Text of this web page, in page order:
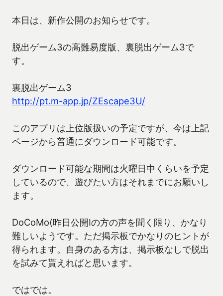
本日は、新作公開のお知らせです。
脱出ゲーム3の高難易度版、裏脱出ゲーム3で
す。
裏脱出ゲーム3
http://pt.m-app.jp/ZEscape3U/
このアプリは上位版扱いの予定ですが、今は上記
ページから普通にダウンロード可能です。
ダウンロード可能な期間は火曜日中くらいを予定
しているので、遊びたい方はそれまでにお願いし
ます。
DoCoMo(昨日公開Iの方の声を聞く限り、かなり
難しいようです。ただ掲示板でかなりのヒントが
得られます。自身のある方は、掲示板なしで脱出
を試みて貰えればと思います。
ではでは。